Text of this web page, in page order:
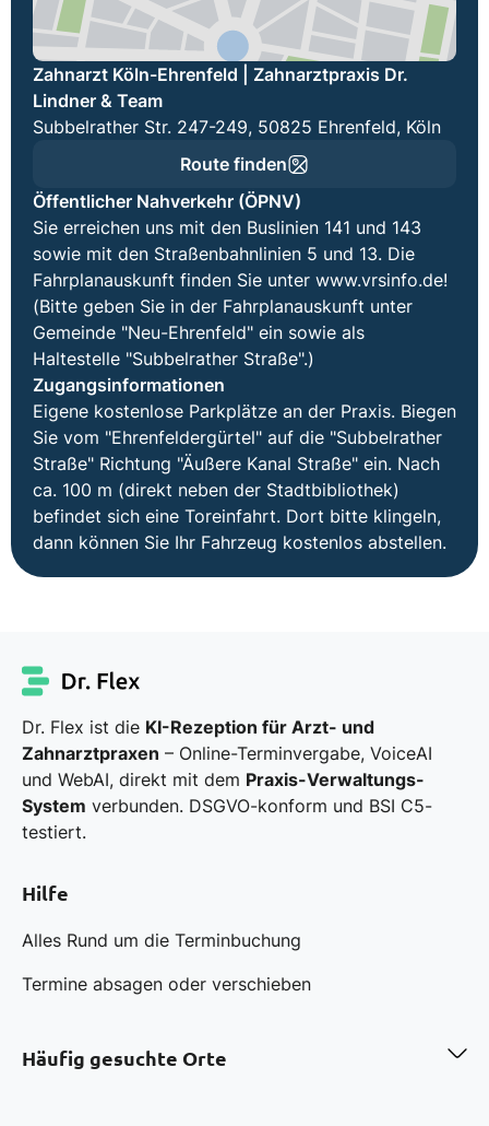
Zahnarzt Köln-Ehrenfeld | Zahnarztpraxis Dr.
Lindner & Team
Subbelrather Str. 247-249, 50825 Ehrenfeld, Köln
Route finden
Öffentlicher Nahverkehr (ÖPNV)
Sie erreichen uns mit den Buslinien 141 und 143
sowie mit den Straßenbahnlinien 5 und 13. Die
Fahrplanauskunft finden Sie unter www.vrsinfo.de!
(Bitte geben Sie in der Fahrplanauskunft unter
Gemeinde "Neu-Ehrenfeld" ein sowie als
Haltestelle "Subbelrather Straße".)
Zugangsinformationen
Eigene kostenlose Parkplätze an der Praxis. Biegen
Sie vom "Ehrenfeldergürtel" auf die "Subbelrather
Straße" Richtung "Äußere Kanal Straße" ein. Nach
ca. 100 m (direkt neben der Stadtbibliothek)
befindet sich eine Toreinfahrt. Dort bitte klingeln,
dann können Sie Ihr Fahrzeug kostenlos abstellen.
Dr. Flex ist die KI-Rezeption für Arzt- und
Zahnarztpraxen – Online-Terminvergabe, VoiceAI
und WebAI, direkt mit dem Praxis-Verwaltungs-
System verbunden. DSGVO-konform und BSI C5-
testiert.
Hilfe
Alles Rund um die Terminbuchung
Termine absagen oder verschieben
Häufig gesuchte Orte